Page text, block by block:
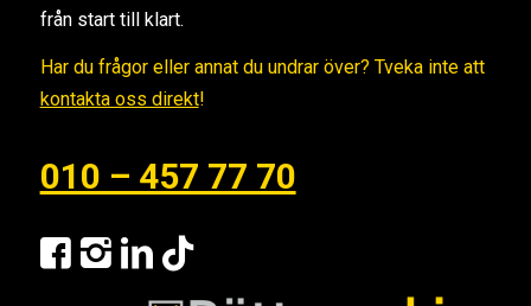
från start till klart.
Har du frågor eller annat du undrar över? Tveka inte att
kontakta oss direkt!
010 – 457 77 70